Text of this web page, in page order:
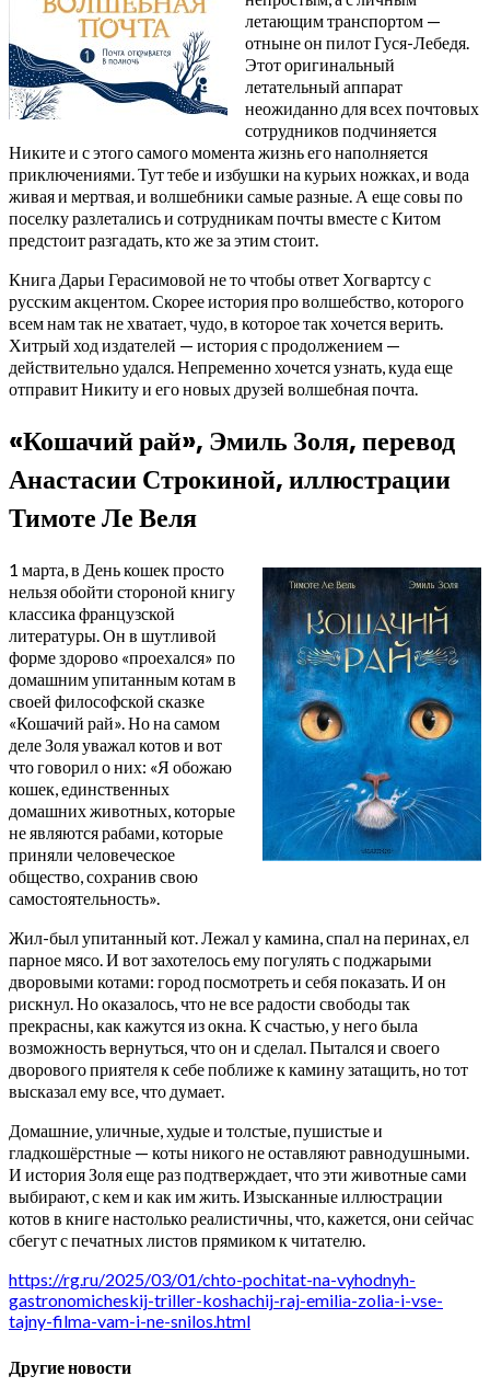
летающим транспортом —
отныне он пилот Гуся-Лебедя.
Этот оригинальный
летательный аппарат
неожиданно для всех почтовых
сотрудников подчиняется
Никите и с этого самого момента жизнь его наполняется
приключениями. Тут тебе и избушки на курьих ножках, и вода
живая и мертвая, и волшебники самые разные. А еще совы по
поселку разлетались и сотрудникам почты вместе с Китом
предстоит разгадать, кто же за этим стоит.
Книга Дарьи Герасимовой не то чтобы ответ Хогвартсу с
русским акцентом. Скорее история про волшебство, которого
всем нам так не хватает, чудо, в которое так хочется верить.
Хитрый ход издателей — история с продолжением —
действительно удался. Непременно хочется узнать, куда еще
отправит Никиту и его новых друзей волшебная почта.
«Кошачий рай», Эмиль Золя, перевод
Анастасии Строкиной, иллюстрации
Тимоте Ле Веля
1 марта, в День кошек просто
нельзя обойти стороной книгу
классика французской
литературы. Он в шутливой
форме здорово «проехался» по
домашним упитанным котам в
своей философской сказке
«Кошачий рай». Но на самом
деле Золя уважал котов и вот
что говорил о них: «Я обожаю
кошек, единственных
домашних животных, которые
не являются рабами, которые
приняли человеческое
общество, сохранив свою
самостоятельность».
Жил-был упитанный кот. Лежал у камина, спал на перинах, ел
парное мясо. И вот захотелось ему погулять с поджарыми
дворовыми котами: город посмотреть и себя показать. И он
рискнул. Но оказалось, что не все радости свободы так
прекрасны, как кажутся из окна. К счастью, у него была
возможность вернуться, что он и сделал. Пытался и своего
дворового приятеля к себе поближе к камину затащить, но тот
высказал ему все, что думает.
Домашние, уличные, худые и толстые, пушистые и
гладкошёрстные — коты никого не оставляют равнодушными.
И история Золя еще раз подтверждает, что эти животные сами
выбирают, с кем и как им жить. Изысканные иллюстрации
котов в книге настолько реалистичны, что, кажется, они сейчас
сбегут с печатных листов прямиком к читателю.
https://rg.ru/2025/03/01/chto-pochitat-na-vyhodnyh-
gastronomicheskij-triller-koshachij-raj-emilia-zolia-i-vse-
tajny-filma-vam-i-ne-snilos.html
Другие новости